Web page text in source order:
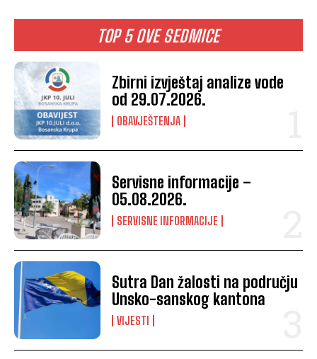
TOP 5 OVE SEDMICE
Zbirni izvještaj analize vode
od 29.07.2026.
OBAVJEŠTENJA
Servisne informacije –
05.08.2026.
SERVISNE INFORMACIJE
Sutra Dan žalosti na području
Unsko-sanskog kantona
VIJESTI